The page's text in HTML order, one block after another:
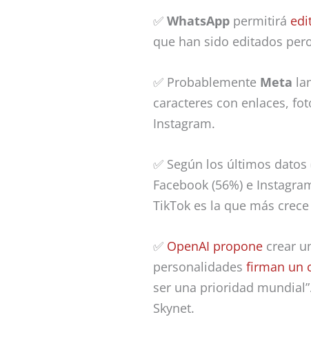
✅ WhatsApp permitirá
que han sido editados
✅ Probablemente Meta
caracteres con enlaces,
Instagram.
✅ Según los últimos
Facebook (56%) e
TikTok es la que más
✅ OpenAI propone crear
personalidades firman un
ser una prioridad
Skynet.